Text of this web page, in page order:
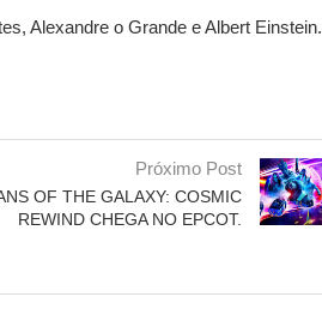
Alexandre o Grande e Albert Einstein.
Próximo Post
OF THE GALAXY: COSMIC
REWIND CHEGA NO EPCOT.